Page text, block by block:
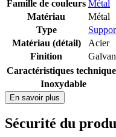
Famille de couleurs Métal
Matériau
Métal
Type
Matériau (détail)
Acier
Finition
Caractéristiques
Inoxydable
En savoir plus
Sécurité du